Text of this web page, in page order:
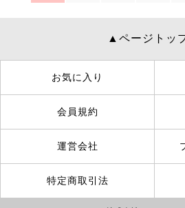
▲ページトッ
お気に入り
会員規約
運営会社
特定商取引法